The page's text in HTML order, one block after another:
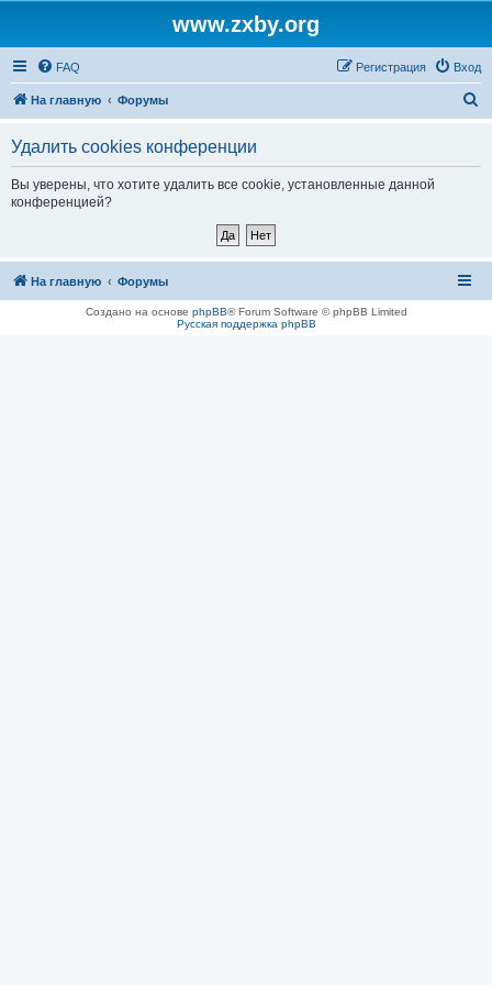
www.zxby.org
FAQ Вход
Регистрация
На главную Форумы
Удалить cookies конференции
Вы уверены, что хотите удалить все cookie, установленные данной
конференцией?
На главную Форумы
Создано на основе phpBB® Forum Software © phpBB Limited
Русская поддержка phpBB